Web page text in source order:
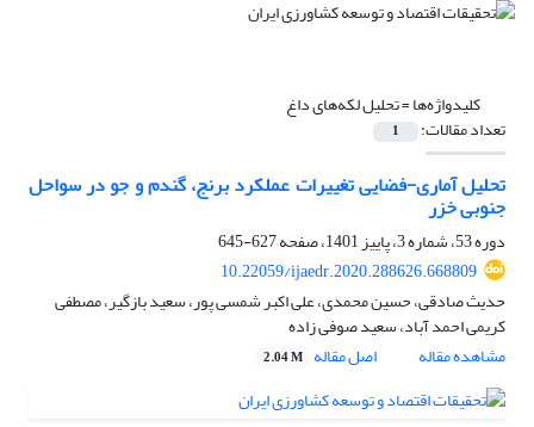
کلیدواژه‌ها =تحلیل لکه‌های داغ
تعداد مقالات: 1
تحلیل آماری-فضایی تغییرات عملکرد برنج، گندم و جو در سواحل
جنوبی خزر
دوره 53، شماره 3، پاییز 1401، صفحه
627-645
10.22059/ijaedr.2020.288626.668809
حدیث صادقی، حسین محمدی، علی اکبر شمسی پور، سعید بازگیر، مصطفی
کریمی احمد آباد، سعید صوفی زاده
مشاهده مقاله
اصل مقاله 2.04 M